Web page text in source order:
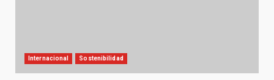
Internacional Sostenibilidad